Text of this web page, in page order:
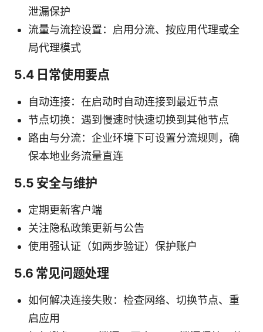
泄漏保护
流量与流控设置：启用分流、按应用代理或全
局代理模式
5.4 日常使用要点
自动连接：在启动时自动连接到最近节点
节点切换：遇到慢速时快速切换到其他节点
路由与分流：企业环境下可设置分流规则，确
保本地业务流量直连
5.5 安全与维护
定期更新客户端
关注隐私政策更新与公告
使用强认证（如两步验证）保护账户
5.6 常见问题处理
如何解决连接失败：检查网络、切换节点、重
启应用